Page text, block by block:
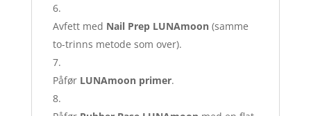
Avfett med Nail Prep LUNAmoon(samme
to-trinns metode som over).
Påfør LUNAmoon primer.